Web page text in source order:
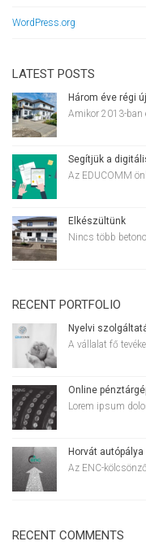
WordPress.org
LATEST POSTS
Három éve régi
Amikor 2013-ban
Segítjük a
Az EDUCOMM
Elkészültünk
Nincs több
RECENT PORTFOLIO
Nyelvi
A vállalat fő
Online
Lorem ipsum
Horvát
Az ENC-
RECENT COMMENTS